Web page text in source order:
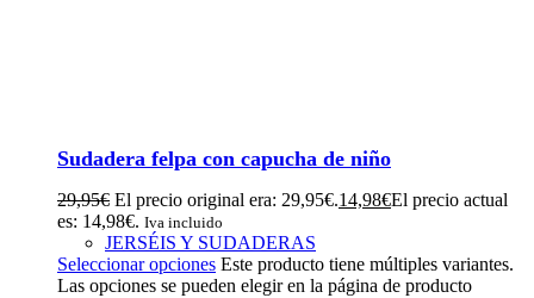
Sudadera felpa con capucha de niño
29,95€ El precio original era: 29,95€.14,98€El precio actual
es: 14,98€. Iva incluido
JERSÉIS Y SUDADERAS
Seleccionar opciones Este producto tiene múltiples variantes.
Las opciones se pueden elegir en la página de producto